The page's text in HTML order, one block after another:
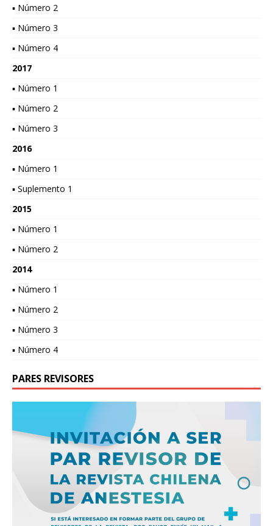
▪ Número 2
▪ Número 3
▪ Número 4
2017
▪ Número 1
▪ Número 2
▪ Número 3
2016
▪ Número 1
▪ Suplemento 1
2015
▪ Número 1
▪ Número 2
2014
▪ Número 1
▪ Número 2
▪ Número 3
▪ Número 4
PARES REVISORES